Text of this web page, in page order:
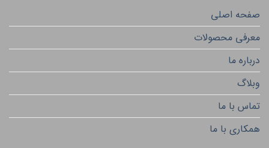
صفحه اصلی
معرفی محصولات
درباره ما
وبلاگ
تماس با ما
همکاری با ما